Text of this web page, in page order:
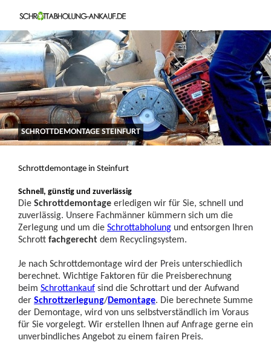
SCHROTTDEMONTAGE STEINFURT
Schrottdemontage in Steinfurt
Schnell, günstig und zuverlässig
Die Schrottdemontage erledigen wir für Sie, schnell und
zuverlässig. Unsere Fachmänner kümmern sich um die
Zerlegung und um die Schrottabholung und entsorgen Ihren
Schrott fachgerecht dem Recyclingsystem.
Je nach Schrottdemontage wird der Preis unterschiedlich
berechnet. Wichtige Faktoren für die Preisberechnung
beim Schrottankauf sind die Schrottart und der Aufwand
der Schrottzerlegung/Demontage. Die berechnete Summe
der Demontage, wird von uns selbstverständlich im Voraus
für Sie vorgelegt. Wir erstellen Ihnen auf Anfrage gerne ein
unverbindliches Angebot zu einem fairen Preis.